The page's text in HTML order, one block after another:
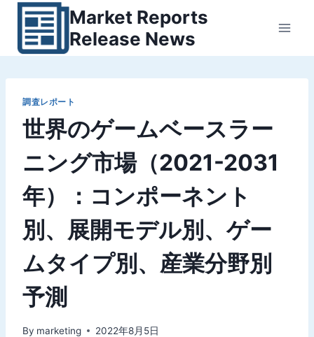
Market Reports
Release News
調査レポート
世界のゲームベースラー
ニング市場（2021-2031
年）：コンポーネント
別、展開モデル別、ゲー
ムタイプ別、産業分野別
予測
By marketing 2022年8月5日